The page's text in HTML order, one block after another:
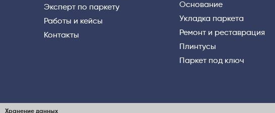
Эксперт по паркету
Работы и кейсы
Контакты
Основание
Укладка паркета
Ремонт и реставрация
Плинтусы
Паркет под ключ
Хранение данных